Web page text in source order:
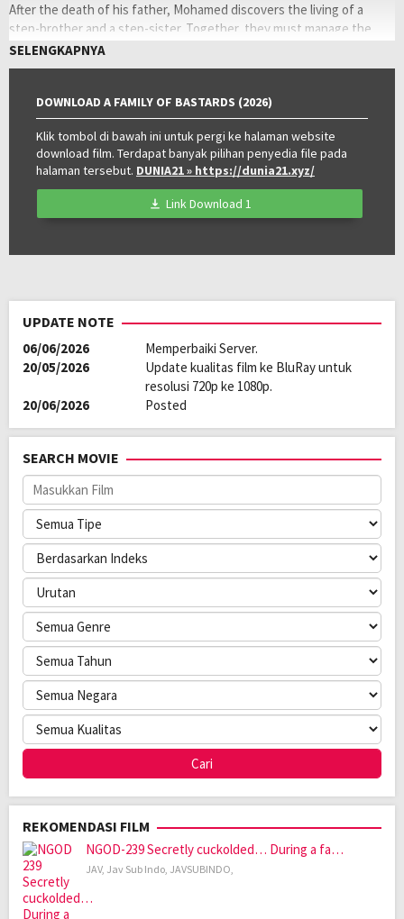
After the death of his father, Mohamed discovers the living of a
step-brother and a step-sister. Together, they must manage the
suspicious bar they inherited of linked to criminality, drug traffic and
prostitution.
Oleh:
LAYARKACA21
Diposting
pada:
Juni 22, 2026
Tagline:
A MONGREL ONE!
Genre:
Comedy,Crime
Tahun:
2026
Durasi:
105 Min
USA
SELENGKAPNYA
DOWNLOAD A FAMILY OF BASTARDS (2026)
Klik tombol di bawah ini untuk pergi ke halaman website
download film. Terdapat banyak pilihan penyedia file pada
halaman tersebut. DUNIA21» https://dunia21.xyz/
Link Download 1
UPDATE NOTE
06/06/2026
Memperbaiki Server.
20/05/2026
Update kualitas film ke BluRay untuk
resolusi 720p ke 1080p.
20/06/2026
Posted
SEARCH MOVIE
REKOMENDASI FILM
NGOD-239 Secretly cuckolded… During a fa…
JAV, Jav Sub Indo, JAVSUBINDO,